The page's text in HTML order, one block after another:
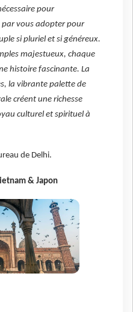
pour
vous adopter pour
si pluriel et si généreux.
majestueux, chaque
histoire fascinante. La
la vibrante palette de
créent une richesse
culturel et spirituel à
de Delhi.
& Japon